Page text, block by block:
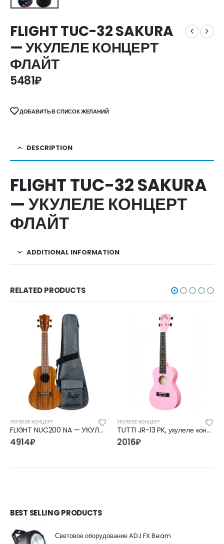
FLIGHT TUC-32 SAKURA
— УКУЛЕЛЕ КОНЦЕРТ
ФЛАЙТ
5481₽
ДОБАВИТЬ В СПИСОК ЖЕЛАНИЙ
DESCRIPTION
FLIGHT TUC-32 SAKURA
— УКУЛЕЛЕ КОНЦЕРТ
ФЛАЙТ
ADDITIONAL INFORMATION
RELATED PRODUCTS
УКУЛЕЛЕ КОНЦЕРТ
FLIGHT NUC200 NA — УКУЛЕЛЕ КОНЦЕРТ ФЛАЙТ
4914₽
УКУЛЕЛЕ КОНЦЕРТ
TUTTI JR-13 PK, укулеле концертная
2016₽
BEST SELLING PRODUCTS
Световое оборудование ADJ FX Beam